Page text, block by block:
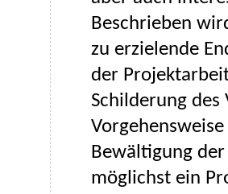
Beschrieben
zu erzielende
der
Schilderung des
Bewältigung
möglichst ein